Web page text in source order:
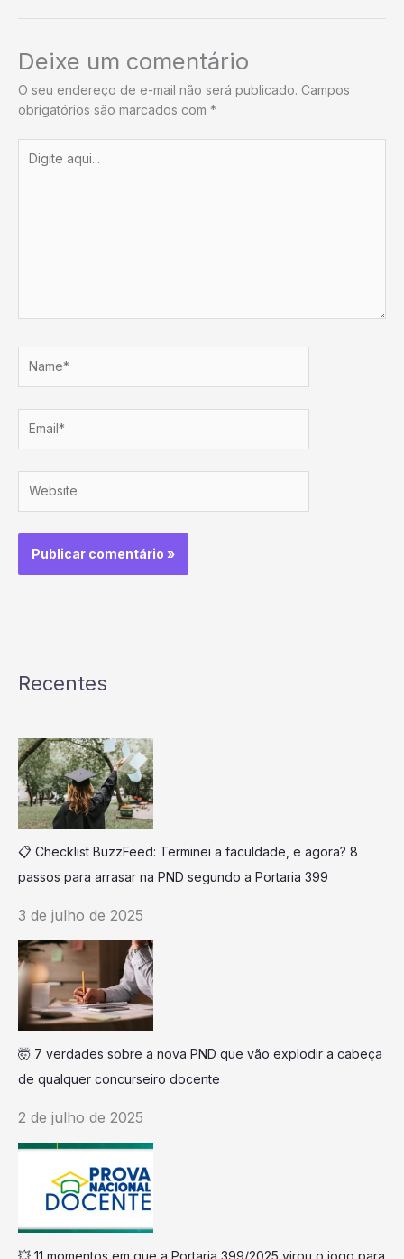
Deixe um comentário
O seu endereço de e-mail não será publicado. Campos
obrigatórios são marcados com *
aqui...
Recentes
📋 Checklist BuzzFeed: Terminei a faculdade, e agora? 8
passos para arrasar na PND segundo a Portaria 399
3 de julho de 2025
🤯 7 verdades sobre a nova PND que vão explodir a cabeça
de qualquer concurseiro docente
2 de julho de 2025
💥 11 momentos em que a Portaria 399/2025 virou o jogo para